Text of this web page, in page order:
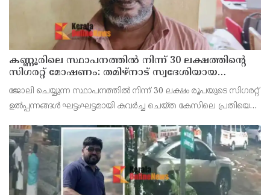
കണ്ണൂരിലെ സ്ഥാപനത്തിൽ നിന്ന് 30 ലക്ഷത്തിന്റെ
സിഗരറ്റ് മോഷണം: തമിഴ്‌നാട് സ്വദേശിയായ
സെയിൽസ്മാൻ തെങ്കാശിയിൽ പിടിയിൽ
ജോലി ചെയ്യുന്ന സ്ഥാപനത്തിൽ നിന്ന് 30 ലക്ഷം രൂപയുടെ സിഗരറ്റ്
ഉൽപ്പന്നങ്ങൾ ഘട്ടംഘട്ടമായി കവർച്ച ചെയ്ത കേസിലെ പ്രതിയെ
സ്വദേശിയായ വേൽമുരുകൻ (40) ആണ